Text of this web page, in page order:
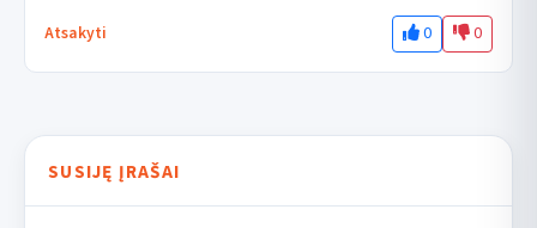
Atsakyti 0 0
SUSIJĘ ĮRAŠAI